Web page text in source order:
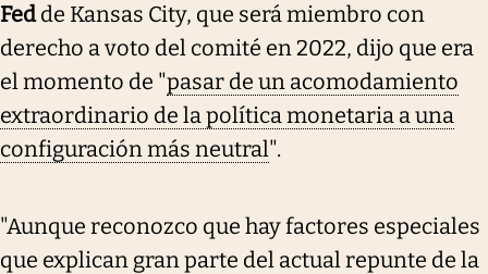
Fedde Kansas City, que será miembro con
derecho a voto del comité en 2022, dijo que era
el momento de "pasar de un acomodamiento
extraordinario de la política monetaria a una
configuración más neutral".
"Aunque reconozco que hay factores especiales
que explican gran parte del actual repunte de la